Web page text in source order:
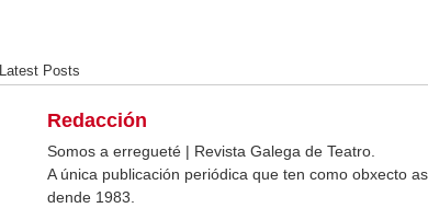
Latest Posts
Redacción
Somos a erregueté | Revista Galega de Teatro.
A única publicación periódica que ten como obxecto
dende 1983.